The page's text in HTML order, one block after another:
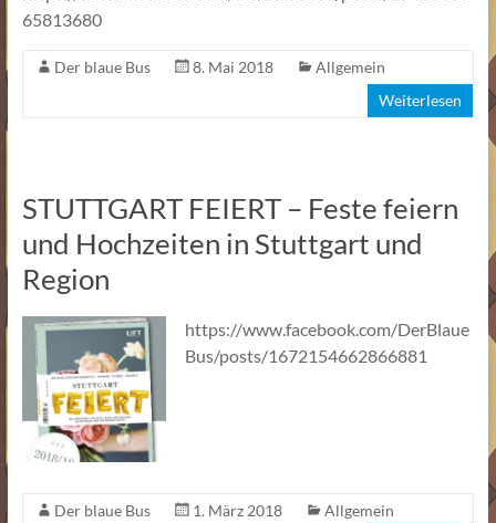
65813680
Der blaue Bus 8. Mai 2018
Allgemein
Weiterlesen
STUTTGART FEIERT – Feste feiern
und Hochzeiten in Stuttgart und
Region
https://www.facebook.com/DerBlaue
Bus/posts/1672154662866881
Der blaue Bus 1. März 2018
Allgemein